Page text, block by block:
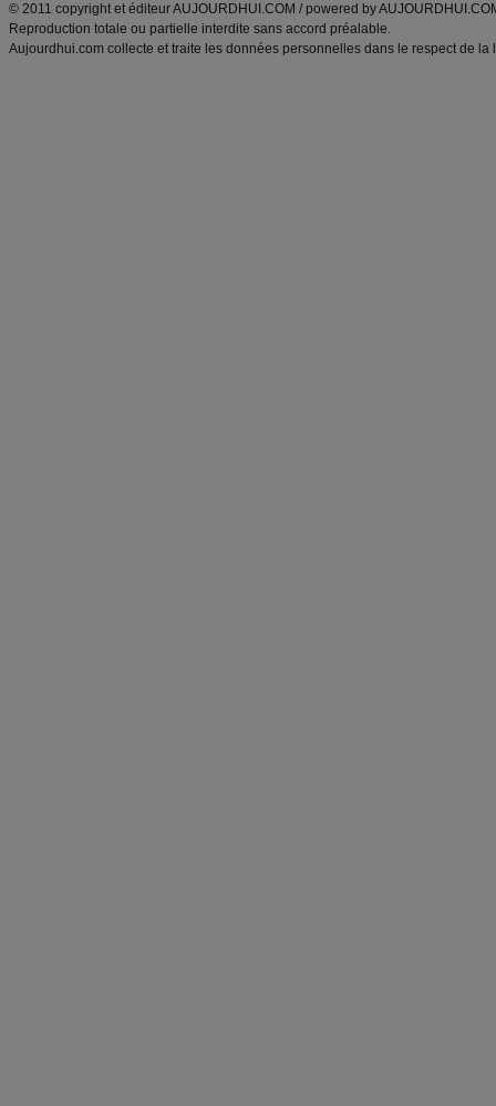
© 2011 copyright et éditeur AUJOURDHUI.COM / powered by
Reproduction totale ou partielle interdite sans accord préalable.
Aujourdhui.com collecte et traite les données personnelles dans le respect de